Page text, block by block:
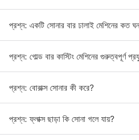
প্রশ্ন: একটি সোনার বার ঢালাই মেশিনের কত
প্রশ্ন: গোল্ড বার কাস্টিং মেশিনের গুরুত্বপূর্ণ
প্রশ্ন: বোরাক্স সোনার কী করে?
প্রশ্ন: ফ্লাক্স ছাড়া কি সোনা গলে যায়?